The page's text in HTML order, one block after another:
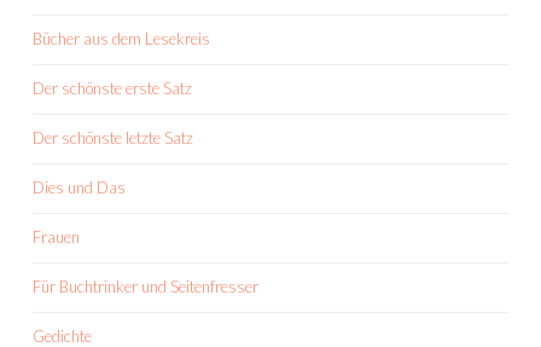
Bücher aus dem Lesekreis
Der schönste erste Satz
Der schönste letzte Satz
Dies und Das
Frauen
Für Buchtrinker und Seitenfresser
Gedichte